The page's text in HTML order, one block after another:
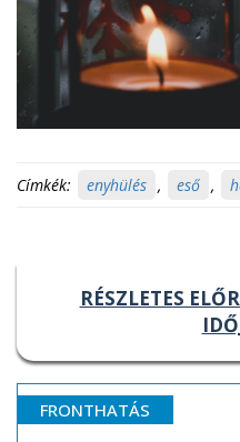
Címkék: enyhülés , eső ,
RÉSZLETES
FRONTHATÁS